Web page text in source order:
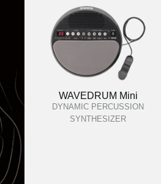
WAVEDRUM Mini
DYNAMIC PERCUSSION
SYNTHESIZER